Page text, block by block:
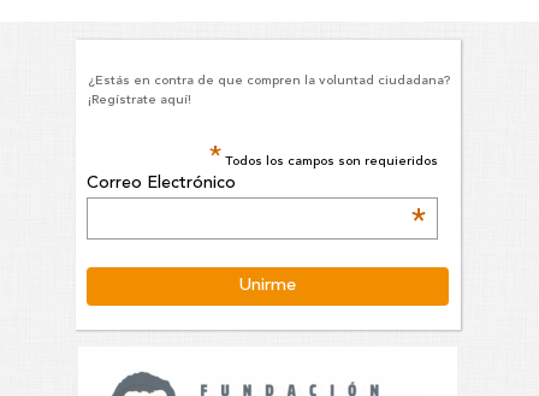
¿Estás en contra de que compren la voluntad ciudadana?
¡Regístrate aquí!
* Todos los campos son requieridos
Correo Electrónico
*